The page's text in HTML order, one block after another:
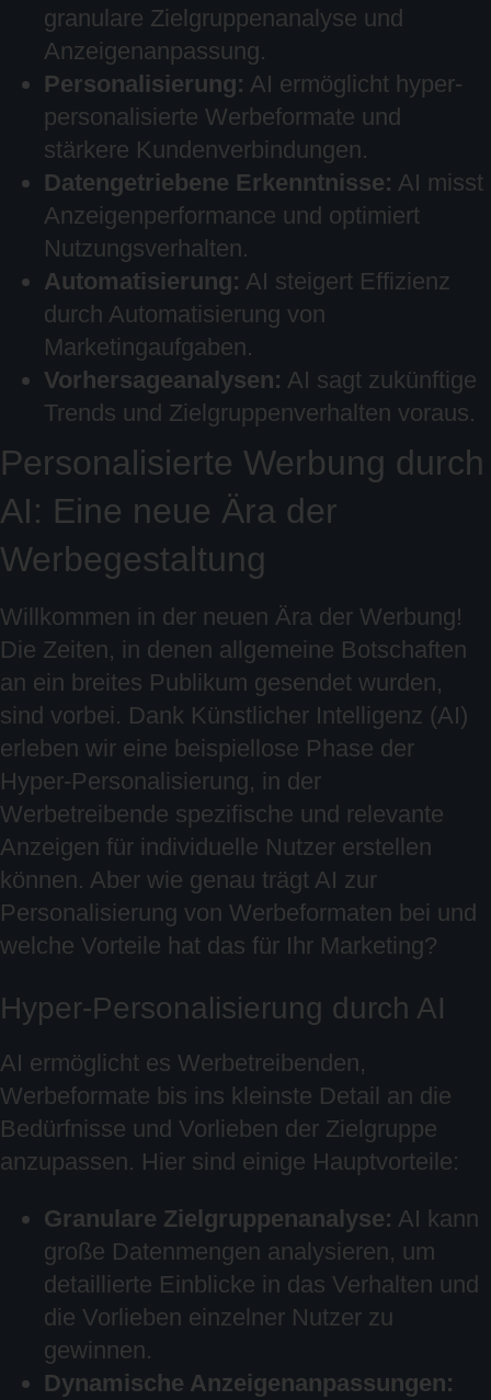
granulare Zielgruppenanalyse und
Anzeigenanpassung.
Personalisierung: AI ermöglicht hyper-
personalisierte Werbeformate und
stärkere Kundenverbindungen.
Datengetriebene Erkenntnisse: AI misst
Anzeigenperformance und optimiert
Nutzungsverhalten.
Automatisierung: AI steigert Effizienz
durch Automatisierung von
Marketingaufgaben.
Vorhersageanalysen: AI sagt zukünftige
Trends und Zielgruppenverhalten voraus.
Personalisierte Werbung durch
AI: Eine neue Ära der
Werbegestaltung
Willkommen in der neuen Ära der Werbung!
Die Zeiten, in denen allgemeine Botschaften
an ein breites Publikum gesendet wurden,
sind vorbei. Dank Künstlicher Intelligenz (AI)
erleben wir eine beispiellose Phase der
Hyper-Personalisierung, in der
Werbetreibende spezifische und relevante
Anzeigen für individuelle Nutzer erstellen
können. Aber wie genau trägt AI zur
Personalisierung von Werbeformaten bei und
welche Vorteile hat das für Ihr Marketing?
Hyper-Personalisierung durch AI
AI ermöglicht es Werbetreibenden,
Werbeformate bis ins kleinste Detail an die
Bedürfnisse und Vorlieben der Zielgruppe
anzupassen. Hier sind einige Hauptvorteile:
Granulare Zielgruppenanalyse: AI kann
große Datenmengen analysieren, um
detaillierte Einblicke in das Verhalten und
die Vorlieben einzelner Nutzer zu
gewinnen.
Dynamische Anzeigenanpassungen: